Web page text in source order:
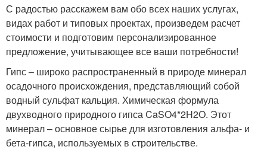
С радостью расскажем вам обо всех наших услугах,
видах работ и типовых проектах, произведем расчет
стоимости и подготовим персонализированное
предложение, учитывающее все ваши потребности!
Гипс – широко распространенный в природе минерал
осадочного происхождения, представляющий собой
водный сульфат кальция. Химическая формула
двухводного природного гипса CaSO4*2H2O. Этот
минерал – основное сырье для изготовления альфа- и
бета-гипса, используемых в строительстве.